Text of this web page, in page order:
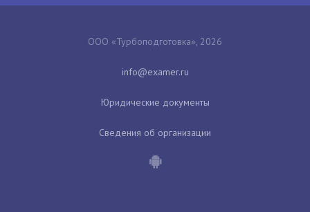
ООО «Турбоподготовка», 2026
Юридические документы
Сведения об организации